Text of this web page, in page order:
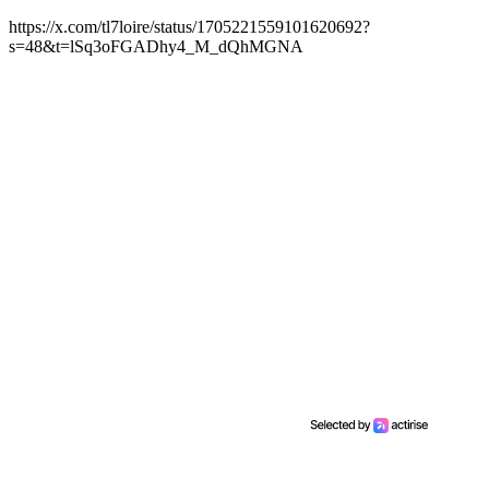
https://x.com/tl7loire/status/1705221559101620692?
s=48&t=lSq3oFGADhy4_M_dQhMGNA